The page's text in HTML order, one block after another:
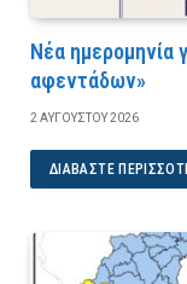
Νέα ημερομηνία
αφεντάδων»
2 ΑΥΓΟΎΣΤΟΥ 2026
ΔΙΑΒΆΣΤΕ